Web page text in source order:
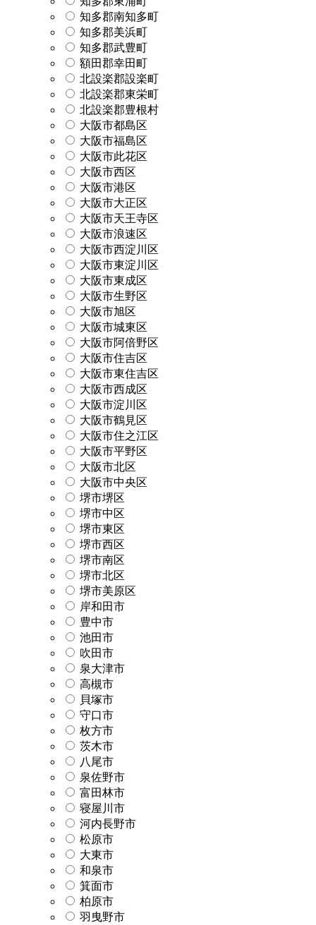
知多郡南知多町
知多郡美浜町
知多郡武豊町
額田郡幸田町
北設楽郡設楽町
北設楽郡東栄町
北設楽郡豊根村
大阪市都島区
大阪市福島区
大阪市此花区
大阪市西区
大阪市港区
大阪市大正区
大阪市天王寺区
大阪市浪速区
大阪市西淀川区
大阪市東淀川区
大阪市東成区
大阪市生野区
大阪市旭区
大阪市城東区
大阪市阿倍野区
大阪市住吉区
大阪市東住吉区
大阪市西成区
大阪市淀川区
大阪市鶴見区
大阪市住之江区
大阪市平野区
大阪市北区
大阪市中央区
堺市堺区
堺市中区
堺市東区
堺市西区
堺市南区
堺市北区
堺市美原区
岸和田市
豊中市
池田市
吹田市
泉大津市
高槻市
貝塚市
守口市
枚方市
茨木市
八尾市
泉佐野市
富田林市
寝屋川市
河内長野市
松原市
大東市
和泉市
箕面市
柏原市
羽曳野市